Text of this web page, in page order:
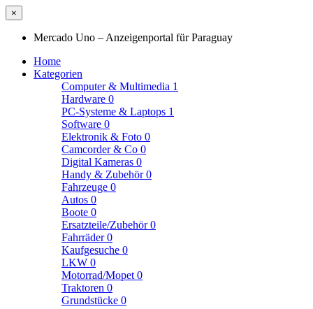
×
Mercado Uno – Anzeigenportal für Paraguay
Home
Kategorien
Computer & Multimedia 1
Hardware 0
PC-Systeme & Laptops 1
Software 0
Elektronik & Foto 0
Camcorder & Co 0
Digital Kameras 0
Handy & Zubehör0
Fahrzeuge 0
Autos 0
Boote 0
Ersatzteile/Zubehör0
Fahrräder0
Kaufgesuche 0
LKW 0
Motorrad/Mopet 0
Traktoren 0
Grundstücke 0